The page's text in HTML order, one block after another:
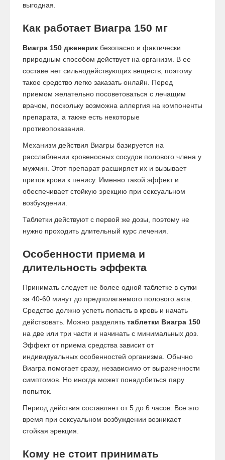
выгодная.
Как работает Виагра 150 мг
Виагра 150 дженерик безопасно и фактически
природным способом действует на организм. В ее
составе нет сильнодействующих веществ, поэтому
такое средство легко заказать онлайн. Перед
приемом желательно посоветоваться с лечащим
врачом, поскольку возможна аллергия на компоненты
препарата, а также есть некоторые
противопоказания.
Механизм действия Виагры базируется на
расслаблении кровеносных сосудов полового члена у
мужчин. Этот препарат расширяет их и вызывает
приток крови к пенису. Именно такой эффект и
обеспечивает стойкую эрекцию при сексуальном
возбуждении.
Таблетки действуют с первой же дозы, поэтому не
нужно проходить длительный курс лечения.
Особенности приема и
длительность эффекта
Принимать следует не более одной таблетке в сутки
за 40-60 минут до предполагаемого полового акта.
Средство должно успеть попасть в кровь и начать
действовать. Можно разделять таблетки Виагра 150
на две или три части и начинать с минимальных доз.
Эффект от приема средства зависит от
индивидуальных особенностей организма. Обычно
Виагра помогает сразу, независимо от выраженности
симптомов. Но иногда может понадобиться пару
попыток.
Период действия составляет от 5 до 6 часов. Все это
время при сексуальном возбуждении возникает
стойкая эрекция.
Кому не стоит принимать